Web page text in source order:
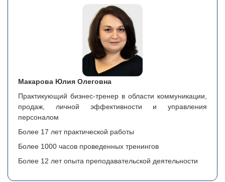
Макарова Юлия Олеговна
Практикующий бизнес-тренер в области коммуникации,
продаж, личной эффективности и управления
персоналом
Более 17 лет практической работы
Более 1000 часов проведенных тренингов
Более 12 лет опыта преподавательской деятельности